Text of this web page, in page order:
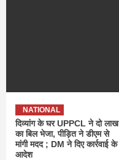
NATIONAL
दिव्यांग के घर UPPCL ने दो लाख
का बिल भेजा, पीड़ित ने डीएम से
मांगी मदद ; DM ने दिए कार्रवाई के
आदेश